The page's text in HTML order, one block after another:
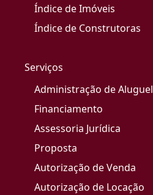
Índice de Imóveis
Índice de Construtoras
Serviços
Administração de Aluguel
Financiamento
Assessoria Jurídica
Proposta
Autorização de Venda
Autorização de Locação